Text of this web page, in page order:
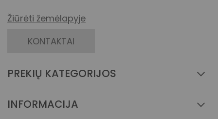
Žiūrėti žemėlapyje
KONTAKTAI
PREKIŲ KATEGORIJOS
INFORMACIJA